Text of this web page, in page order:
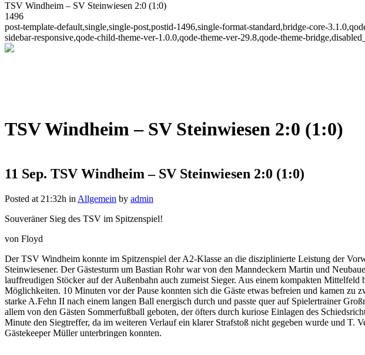
TSV Windheim – SV Steinwiesen 2:0 (1:0)
1496
post-template-default,single,single-post,postid-1496,single-format-standard,bridge-core-
sidebar-responsive,qode-child-theme-ver-1.0.0,qode-theme-ver-29.8,qode-theme-
TSV Windheim – SV Steinwiesen 2:0 (1:0)
11 Sep. TSV Windheim – SV Steinwiesen 2:0 (1:0)
Posted at 21:32h in Allgemein by admin
Souveräner Sieg des TSV im Spitzenspiel!
von Floyd
Der TSV Windheim konnte im Spitzenspiel der A2-Klasse an die disziplinierte Leistung der
Steinwiesener. Der Gästesturm um Bastian Rohr war von den Manndeckern Martin und
lauffreudigen Stöcker auf der Außenbahn auch zumeist Sieger. Aus einem kompakten
Möglichkeiten. 10 Minuten vor der Pause konnten sich die Gäste etwas befreien und kamen
starke A.Fehn II nach einem langen Ball energisch durch und passte quer auf Spielertrainer
allem von den Gästen Sommerfußball geboten, der öfters durch kuriose Einlagen des
Minute den Siegtreffer, da im weiteren Verlauf ein klarer Strafstoß nicht gegeben wurde und T.
Gästekeeper Müller unterbringen konnten.